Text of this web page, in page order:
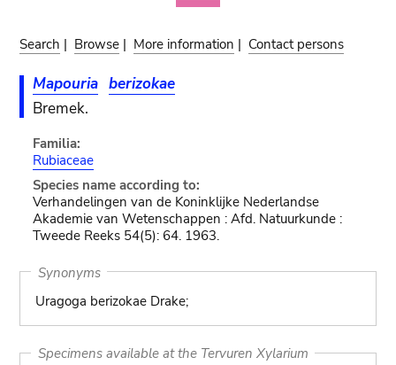
Search | Browse | More information | Contact persons
Mapouria berizokae
Bremek.
Familia:
Rubiaceae
Species name according to:
Verhandelingen van de Koninklijke Nederlandse
Akademie van Wetenschappen : Afd. Natuurkunde :
Tweede Reeks 54(5): 64. 1963.
Synonyms
Uragoga berizokae Drake;
Specimens available at the Tervuren Xylarium